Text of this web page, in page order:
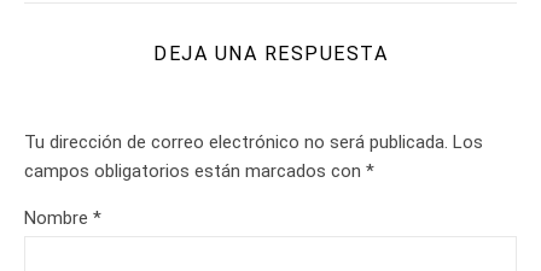
DEJA UNA RESPUESTA
Tu dirección de correo electrónico no será publicada. Los
campos obligatorios están marcados con *
Nombre *